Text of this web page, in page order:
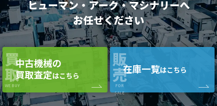
ヒューマン・アーク・マシナリーへ
お任せください
買
取
WE BUY
中古機械の
買取査定はこちら
販
売
FOR
SALE
在庫一覧はこちら